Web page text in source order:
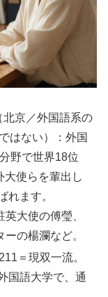
北京／外国語系の
はない）：外国
野で世界18位
大使らを輩出し
れます。
大使の傅瑩、
の楊瀾など。
＝現双一流。
国語大学で、通